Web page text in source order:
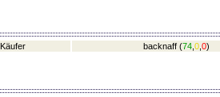
Käufer backnaff (74, 0, 0)